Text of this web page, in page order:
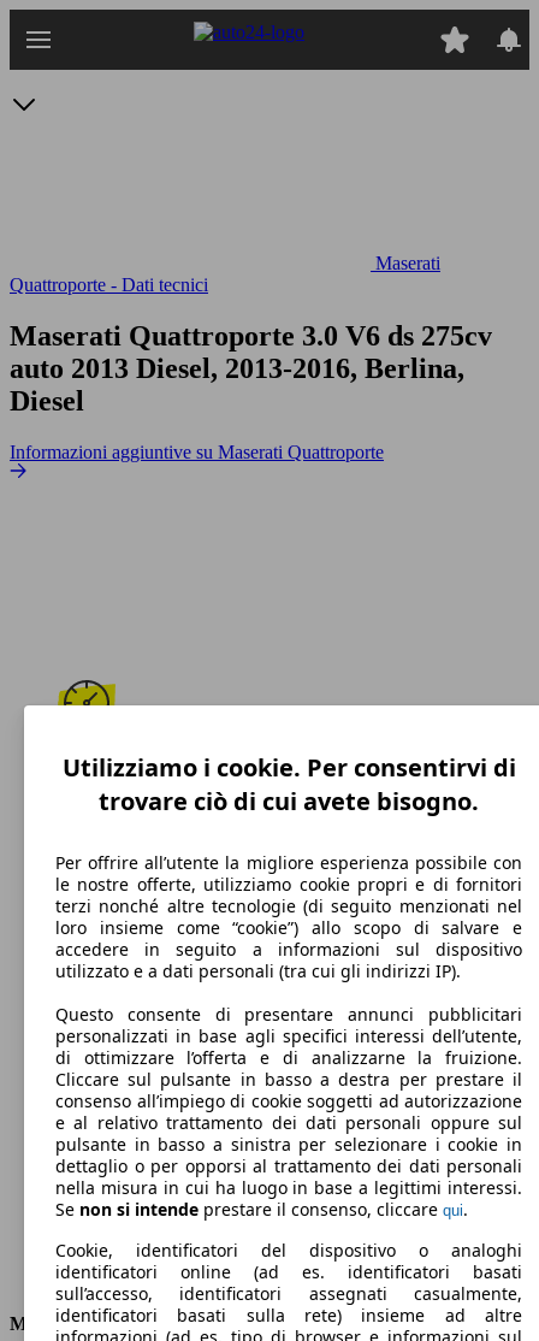
Maserati
Quattroporte - Dati tecnici
Maserati Quattroporte 3.0 V6 ds 275cv
auto 2013 Diesel, 2013-2016, Berlina,
Diesel
Informazioni aggiuntive su Maserati Quattroporte
250 km/h
Velocità massima
Diesel
Carburante
163 g/km
Emissioni di CO2 (combinato)*
Consumi
Motore e Prestazioni
Utilizziamo i cookie. Per consentirvi di
trovare ciò di cui avete bisogno.
Per offrire all’utente la migliore esperienza possibile con
le nostre offerte, utilizziamo cookie propri e di fornitori
terzi nonché altre tecnologie (di seguito menzionati nel
loro insieme come “cookie”) allo scopo di salvare e
accedere in seguito a informazioni sul dispositivo
utilizzato e a dati personali (tra cui gli indirizzi IP).
Questo consente di presentare annunci pubblicitari
personalizzati in base agli specifici interessi dell’utente,
di ottimizzare l’offerta e di analizzarne la fruizione.
Cliccare sul pulsante in basso a destra per prestare il
consenso all’impiego di cookie soggetti ad autorizzazione
e al relativo trattamento dei dati personali oppure sul
pulsante in basso a sinistra per selezionare i cookie in
dettaglio o per opporsi al trattamento dei dati personali
nella misura in cui ha luogo in base a legittimi interessi.
Se non si intende prestare il consenso, cliccare qui.
Cookie, identificatori del dispositivo o analoghi
identificatori online (ad es. identificatori basati
sull’accesso, identificatori assegnati casualmente,
identificatori basati sulla rete) insieme ad altre